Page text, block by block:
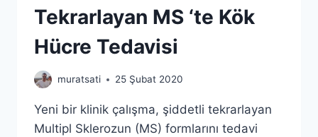
Tekrarlayan MS ‘te Kök
Hücre Tedavisi
muratsati 25 Şubat 2020
Yeni bir klinik çalışma, şiddetli tekrarlayan
Multipl Sklerozun (MS) formlarını tedavi